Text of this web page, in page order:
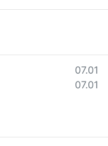
등록일
07.01
등록일
07.01